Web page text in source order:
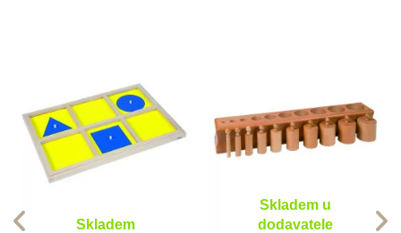
Skladem
Skladem u
dodavatele